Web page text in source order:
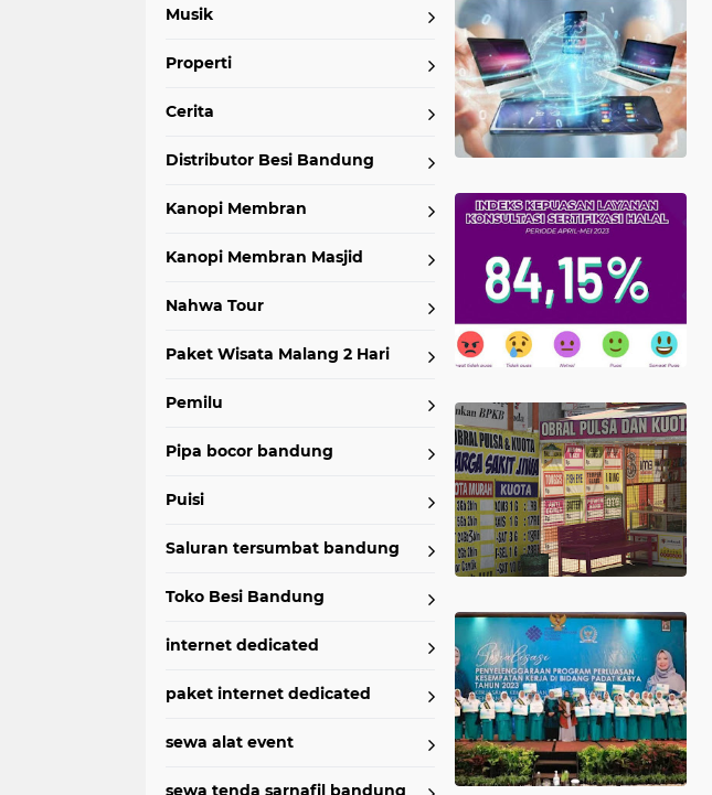
Musik
Properti
Cerita
Distributor Besi Bandung
Kanopi Membran
Kanopi Membran Masjid
Nahwa Tour
Paket Wisata Malang 2 Hari
Pemilu
Pipa bocor bandung
Puisi
Saluran tersumbat bandung
Toko Besi Bandung
internet dedicated
paket internet dedicated
sewa alat event
sewa tenda sarnafil bandung